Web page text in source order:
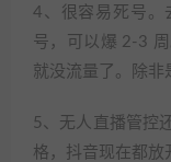
4、很容易死号。
号，可以爆 2-3
就没流量了。除非
5、无人直播管控
格，抖音现在都放